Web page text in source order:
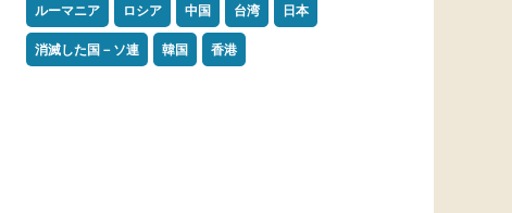
ルーマニア ロシア 中国 台湾 日本
消滅した国－ソ連 韓国 香港